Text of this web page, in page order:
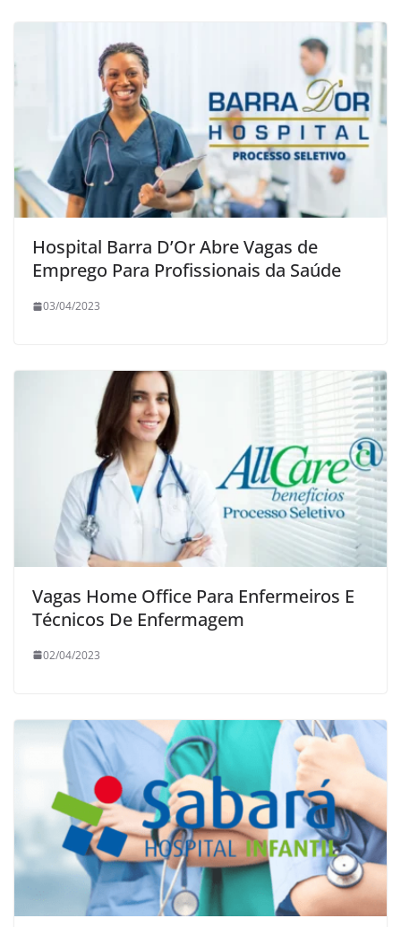
Hospital Barra D’Or Abre Vagas de
Emprego Para Profissionais da Saúde
03/04/2023
Vagas Home Office Para Enfermeiros E
Técnicos De Enfermagem
02/04/2023